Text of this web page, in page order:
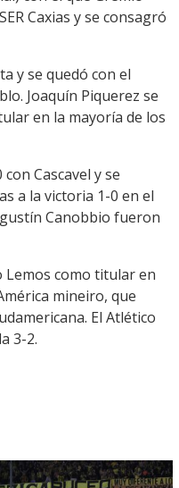
Caxias y se consagró
y se quedó con el
Joaquín Piquerez se
en la mayoría de los
Cascavel y se
a la victoria 1-0 en el
Canobbio fueron
como titular en
mineiro, que
El Atlético
3-2.